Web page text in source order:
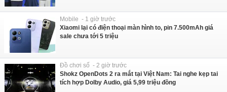
Mobile - 1 giờ trước
Xiaomi lại có điện thoại màn hình to, pin 7.500mAh giá
sale chưa tới 5 triệu
Đồ chơi số - 2 giờ trước
Shokz OpenDots 2 ra mắt tại Việt Nam: Tai nghe kẹp tai
tích hợp Dolby Audio, giá 5,99 triệu đồng